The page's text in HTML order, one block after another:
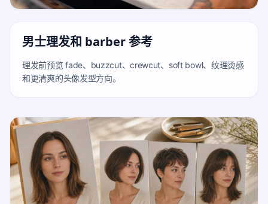
男士理发和 barber 参考
理发前预览 fade、buzzcut、crewcut、soft bowl、纹理烫感
和更清爽的头像发型方向。